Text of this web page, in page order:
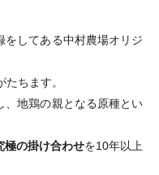
をしてある中村農場オリジ
ちます。
、地鶏の親となる原種とい
極の掛け合わせを10年以上